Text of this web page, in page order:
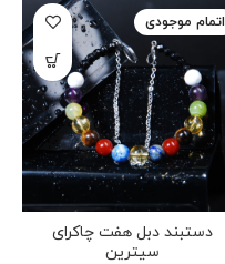
اتمام موجودی
دستبند دبل هفت چاکرای
سیترین